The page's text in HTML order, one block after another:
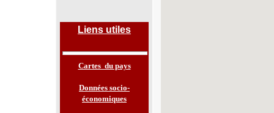
Liens utiles
Cartes du pays
Données socio-
économiques